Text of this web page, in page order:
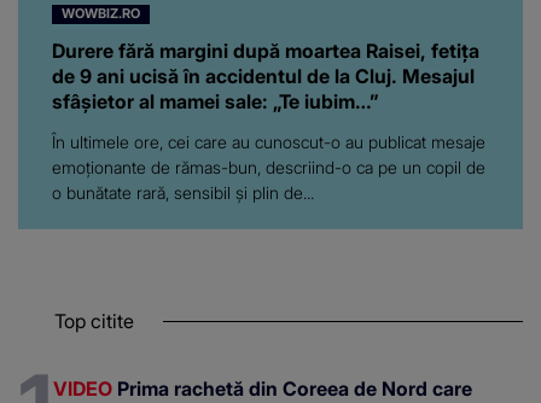
WOWBIZ.RO
Durere fără margini după moartea Raisei, fetița
de 9 ani ucisă în accidentul de la Cluj. Mesajul
sfâșietor al mamei sale: „Te iubim…”
În ultimele ore, cei care au cunoscut-o au publicat mesaje
emoționante de rămas-bun, descriind-o ca pe un copil de
o bunătate rară, sensibil și plin de...
Top citite
VIDEO Prima rachetă din Coreea de Nord care